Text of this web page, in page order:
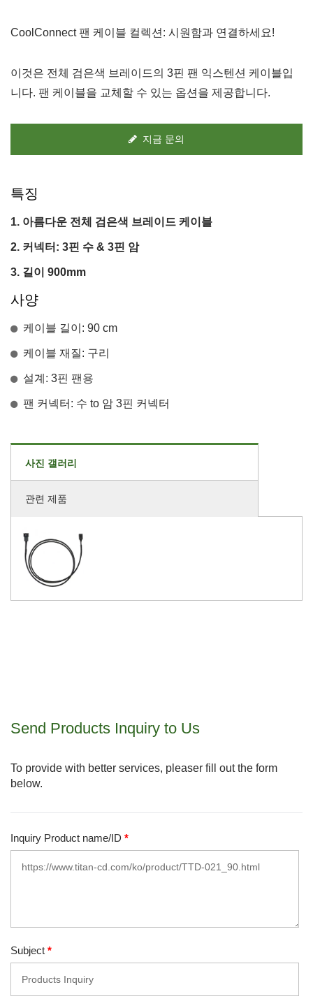
CoolConnect 팬 케이블 컬렉션: 시원함과 연결하세요!
이것은 전체 검은색 브레이드의 3핀 팬 익스텐션 케이블입
니다. 팬 케이블을 교체할 수 있는 옵션을 제공합니다.
지금 문의
특징
아름다운 전체 검은색 브레이드 케이블
커넥터: 3핀 수 & 3핀 암
길이 900mm
사양
케이블 길이: 90 cm
케이블 재질: 구리
설계: 3핀 팬용
팬 커넥터: 수 to 암 3핀 커넥터
사진 갤러리
관련 제품